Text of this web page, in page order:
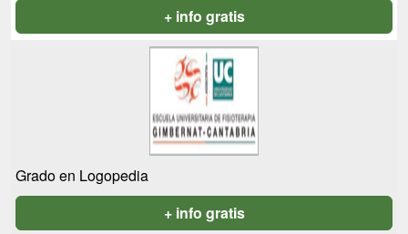
+ info gratis
Grado en Logopedia
+ info gratis